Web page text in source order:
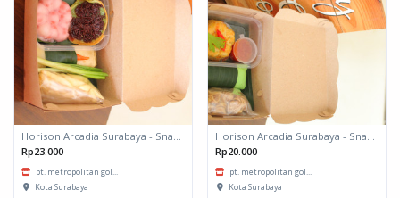
Rp23.000
pt. metropolitan gol...
Kota Surabaya
Rp20.000
pt. metropolitan gol...
Kota Surabaya